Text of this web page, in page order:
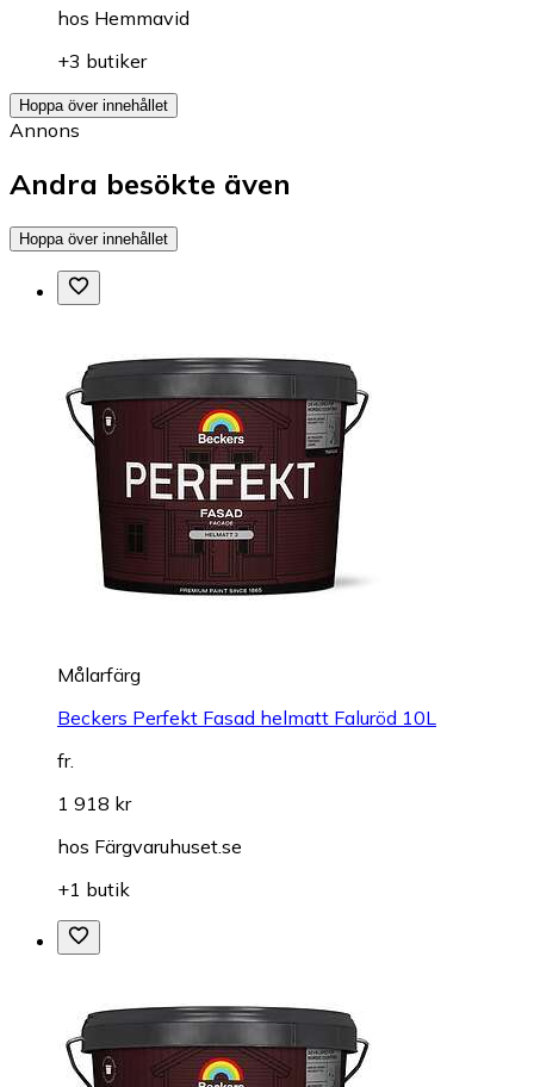
hos Hemmavid
+3 butiker
Hoppa över innehållet
Annons
Andra besökte även
Hoppa över innehållet
Målarfärg
Beckers Perfekt Fasad helmatt Faluröd 10L
fr.
1 918 kr
hos Färgvaruhuset.se
+1 butik